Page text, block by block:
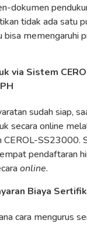
dokumen
tidak ada satu
bisa memengaruhi
via Sistem
sudah siap,
secara online
CEROL-SS23000.
pendaftaran
online.
Biaya
cara mengurus